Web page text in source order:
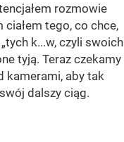
rozmowie
tego, co chce,
k...w, czyli swoich
tyją. Teraz czekamy
kamerami, aby tak
dalszy ciąg.